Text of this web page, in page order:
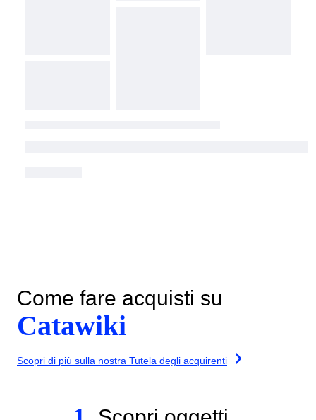
Come fare acquisti su
Catawiki
Scopri di più sulla nostra Tutela degli acquirenti